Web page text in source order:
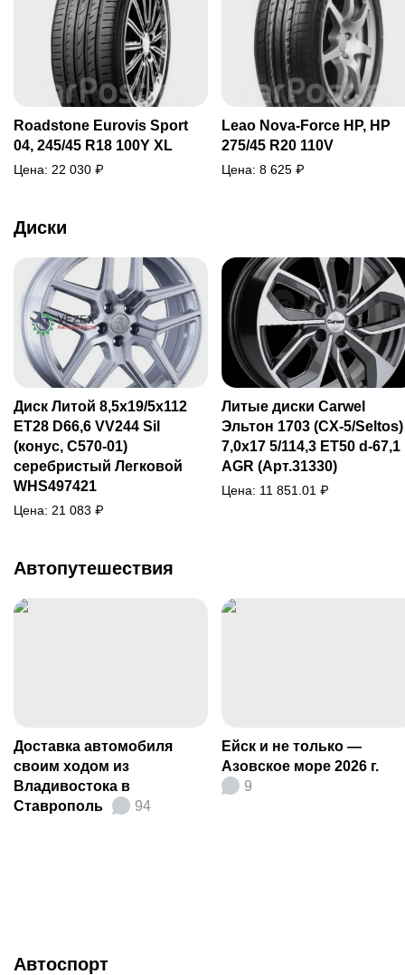
Roadstone Eurovis Sport
04, 245/45 R18 100Y XL
Цена: 22 030 ₽
Leao Nova-Force HP, HP
275/45 R20 110V
Цена: 8 625 ₽
Диски
Диск Литой 8,5x19/5x112
ET28 D66,6 VV244 Sil
(конус, C570-01)
серебристый Легковой
WHS497421
Цена: 21 083 ₽
Литые диски Carwel
Эльтон 1703 (CX-5/Seltos)
7,0x17 5/114,3 ET50 d-67,1
AGR (Арт.31330)
Цена: 11 851.01 ₽
Автопутешествия
Доставка автомобиля
своим ходом из
Владивостока в
Ставрополь
94
Ейск и не только —
Азовское море 2026 г.
9
Автоспорт